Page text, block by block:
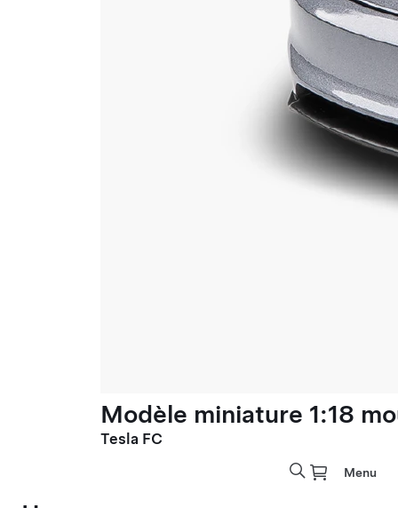
Modèle miniature 1:18
Tesla FC
Menu